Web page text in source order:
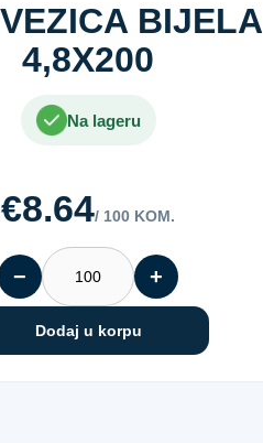
BIJELA
4,8X200
Na lageru
€8.64/ 100 KOM.
− +
Dodaj u korpu